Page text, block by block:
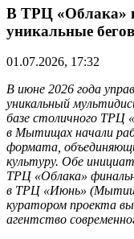
В ТРЦ «Облака»
уникальные
01.07.2026, 17:32
В июне 2026 года
уникальный
базе столичного ТРЦ
в Мытищах начали
формата,
культуру. Обе
ТРЦ «Облака»
в ТРЦ «Июнь»
куратором проекта
агентство